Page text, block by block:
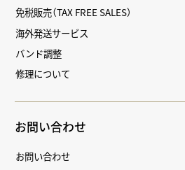
免税販売（TAX FREE SALES）
海外発送サービス
バンド調整
修理について
お問い合わせ
お問い合わせ